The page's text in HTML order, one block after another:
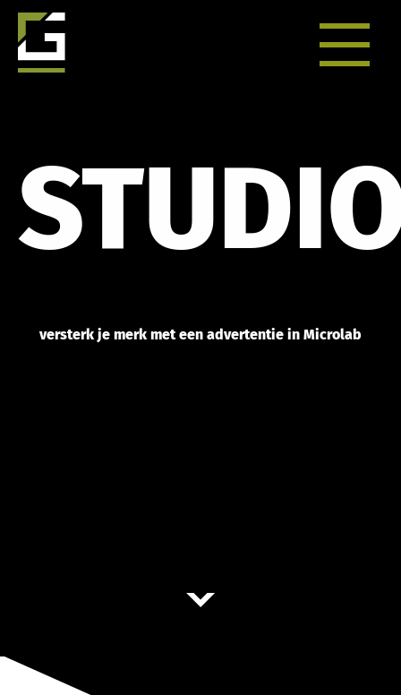
versterk je merk met een advertentie in Microlab